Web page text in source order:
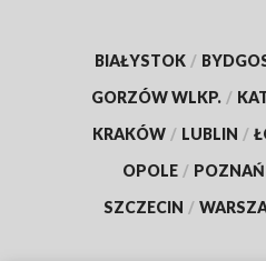
BIAŁYSTOK /
GORZÓW WLKP. /
KRAKÓW / LUBLIN /
OPOLE / POZNAŃ
SZCZECIN /